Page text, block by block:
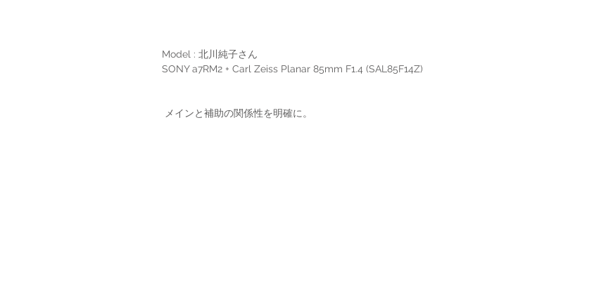
Model : 北川純子さん
SONY a7RM2 + Carl Zeiss Planar 85mm F1.4 (SAL85F14Z)
メインと補助の関係性を明確に。